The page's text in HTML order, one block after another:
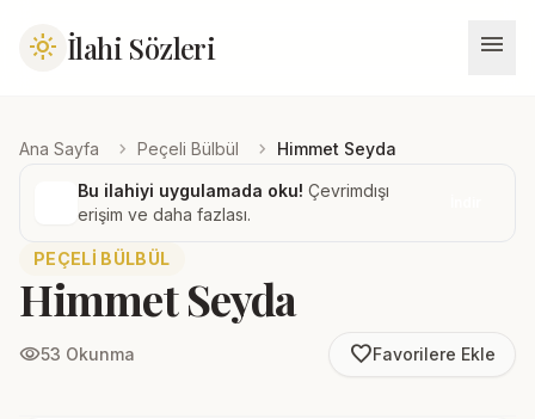
light_mode İlahi Sözleri menu
Ana Sayfa chevron_right Peçeli Bülbül chevron_right Himmet Seyda
Bu ilahiyi uygulamada oku! Çevrimdışı
erişim ve daha fazlası.
PEÇELI BÜLBÜL
Himmet Seyda
visibility53 Okunma favorite_borderFavorilere Ekle